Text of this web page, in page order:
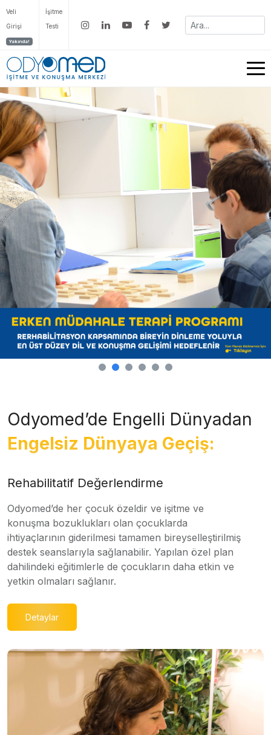
Veli
Girişi
Yakında!
İşitme
Testi
Odyomed’de Engelli Dünyadan
Engelsiz Dünyaya Geçiş:
Rehabilitatif Değerlendirme
Odyomed’de her çocuk özeldir ve işitme ve
konuşma bozuklukları olan çocuklarda
ihtiyaçlarının giderilmesi tamamen bireyselleştirilmiş
destek seanslarıyla sağlanabilir. Yapılan özel plan
dahilindeki eğitimlerle de çocukların daha etkin ve
yetkin olmaları sağlanır.
Detaylar